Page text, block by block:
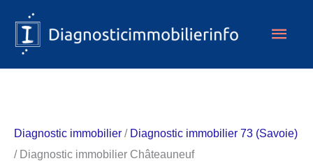
contenu
Diagnostic immobilier / Diagnostic immobilier 73 (Savoie)
/ Diagnostic immobilier Châteauneuf